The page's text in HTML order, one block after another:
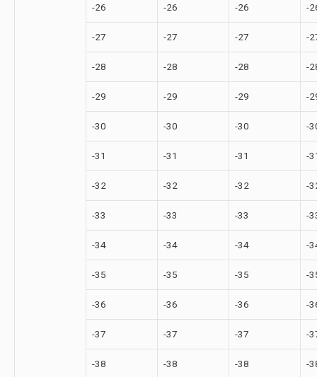
-26 -26 -26 -
-27 -27 -27 -
-28 -28 -28 -
-29 -29 -29 -
-30 -30 -30 -
-31 -31 -31 -
-32 -32 -32 -
-33 -33 -33 -
-34 -34 -34 -
-35 -35 -35 -
-36 -36 -36 -
-37 -37 -37 -
-38 -38 -38 -